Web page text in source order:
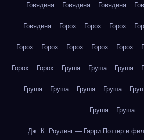
Говядина Говядина Говядина
Говядина Горох Горох Горох
Горох Горох Горох Горох Горох
Горох Горох Груша Груша Груша
Груша Груша Груша Груша
Груша Груша
Дж. К. Роулинг — Гарри Поттер и